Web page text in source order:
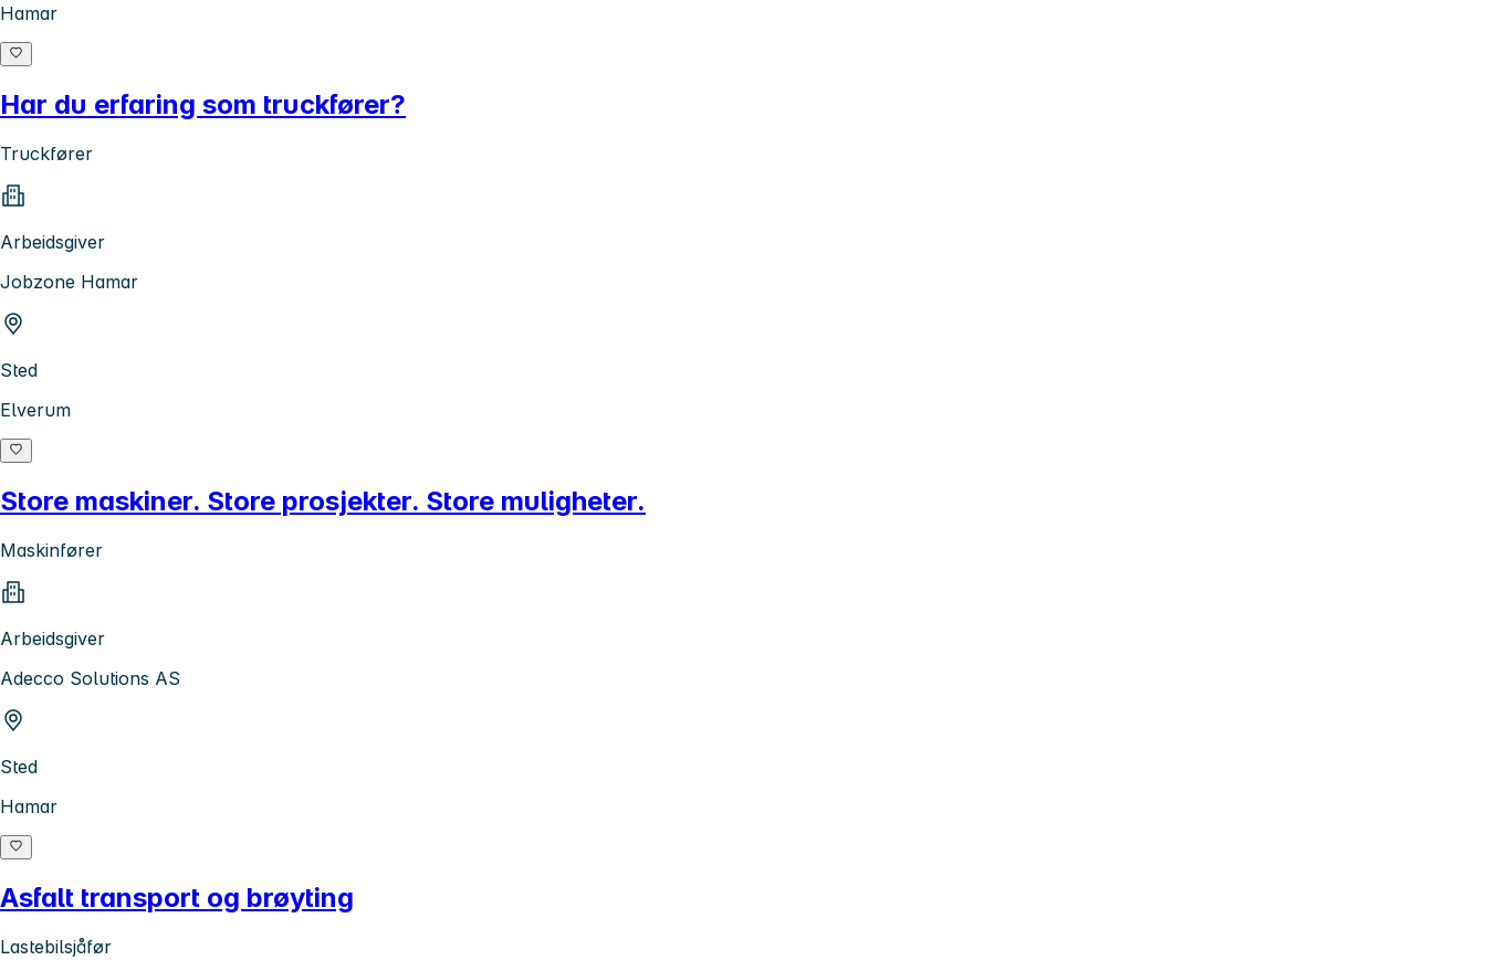
Hamar
Har du erfaring som truckfører?
Truckfører
Arbeidsgiver
Jobzone Hamar
Sted
Elverum
Store maskiner. Store prosjekter. Store muligheter.
Maskinfører
Arbeidsgiver
Adecco Solutions AS
Sted
Hamar
Asfalt transport og brøyting
Lastebilsjåfør